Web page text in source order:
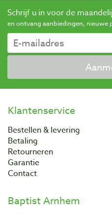
Schrijf u in voor de
en ontvang aanbiedingen, nieuwe
Klantenservice
Bestellen & levering
Betaling
Retourneren
Garantie
Contact
Baptist Arnhem